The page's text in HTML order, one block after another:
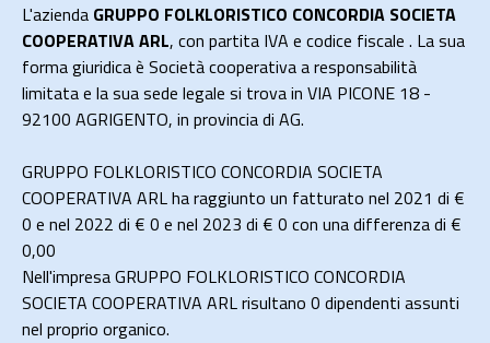
L'azienda GRUPPO FOLKLORISTICO CONCORDIA SOCIETA
COOPERATIVA ARL, con partita IVA e codice fiscale . La sua
forma giuridica è Società cooperativa a responsabilità
limitata e la sua sede legale si trova in VIA PICONE 18 -
92100 AGRIGENTO, in provincia di AG.
GRUPPO FOLKLORISTICO CONCORDIA SOCIETA
COOPERATIVA ARL ha raggiunto un fatturato nel 2021 di €
0 e nel 2022 di € 0 e nel 2023 di € 0 con una differenza di €
0,00
Nell'impresa GRUPPO FOLKLORISTICO CONCORDIA
SOCIETA COOPERATIVA ARL risultano 0 dipendenti assunti
nel proprio organico.